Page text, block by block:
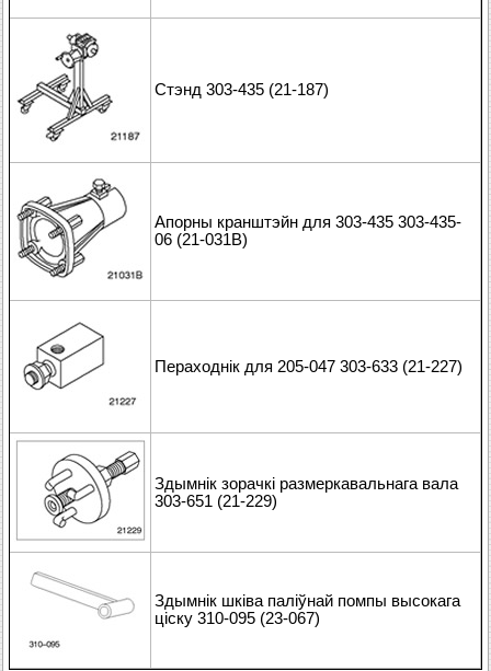
Стэнд 303-435 (21-187)
Апорны кранштэйн для 303-435 303-435-
06 (21-031В)
Пераходнік для 205-047 303-633 (21-227)
Здымнік зорачкі размеркавальнага вала
303-651 (21-229)
Здымнік шківа паліўнай помпы высокага
ціску 310-095 (23-067)